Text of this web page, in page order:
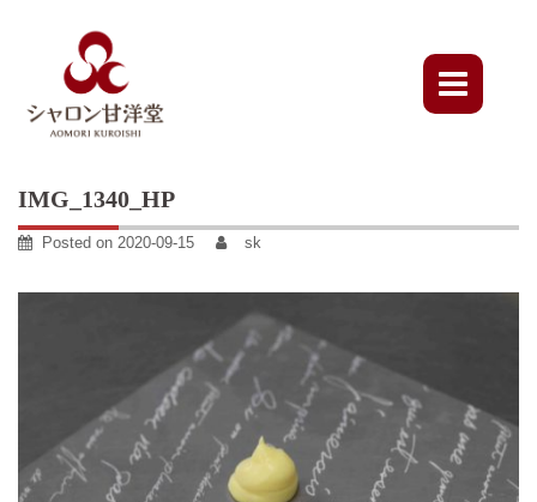
IMG_1340_HP
Posted on 2020-09-15 sk